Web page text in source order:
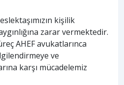
kişilik
zarar vermektedir.
AHEF avukatlarınca
ve
karşı mücadelemiz